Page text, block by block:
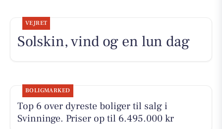
VEJRET
Solskin, vind og en lun dag
BOLIGMARKED
Top 6 over dyreste boliger til salg i
Svinninge. Priser op til 6.495.000 kr